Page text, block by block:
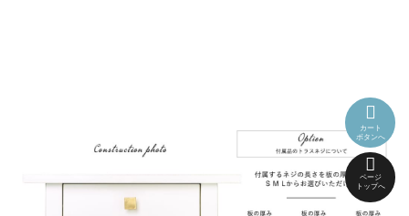
カート
ボタンへ
ページ
トップへ